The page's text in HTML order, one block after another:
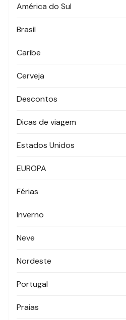
América do Sul
Brasil
Caribe
Cerveja
Descontos
Dicas de viagem
Estados Unidos
EUROPA
Férias
Inverno
Neve
Nordeste
Portugal
Praias